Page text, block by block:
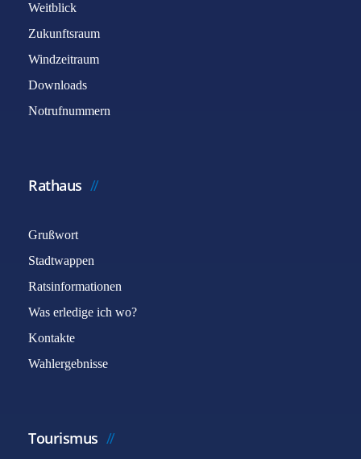
Weitblick
Zukunftsraum
Windzeitraum
Downloads
Notrufnummern
Rathaus
Grußwort
Stadtwappen
Ratsinformationen
Was erledige ich wo?
Kontakte
Wahlergebnisse
Tourismus